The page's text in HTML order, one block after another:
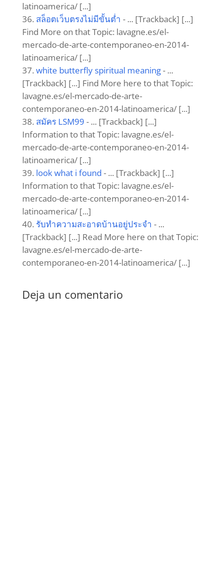
latinoamerica/ [...]
สล็อตเว็บตรงไม่มีขั้นต่ำ - ... [Trackback] [...]
Find More on that Topic: lavagne.es/el-
mercado-de-arte-contemporaneo-en-2014-
latinoamerica/ [...]
white butterfly spiritual meaning- ...
[Trackback] [...] Find More here to that Topic:
lavagne.es/el-mercado-de-arte-
contemporaneo-en-2014-latinoamerica/ [...]
สมัคร LSM99 - ... [Trackback] [...]
Information to that Topic: lavagne.es/el-
mercado-de-arte-contemporaneo-en-2014-
latinoamerica/ [...]
look what i found - ... [Trackback] [...]
Information to that Topic: lavagne.es/el-
mercado-de-arte-contemporaneo-en-2014-
latinoamerica/ [...]
รับทำความสะอาดบ้านอยู่ประจำ - ...
[Trackback] [...] Read More here on that Topic:
lavagne.es/el-mercado-de-arte-
contemporaneo-en-2014-latinoamerica/ [...]
Deja un comentario